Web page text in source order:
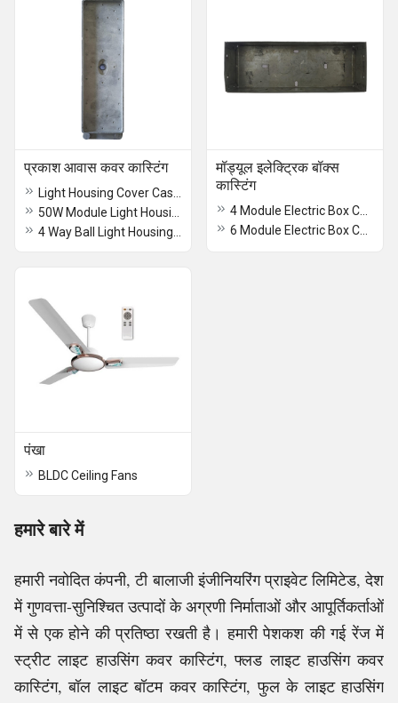
प्रकाश आवास कवर कास्टिंग
मॉड्यूल इलेक्ट्रिक बॉक्स
कास्टिंग
पंखा
BLDC Ceiling Fans
हमारे बारे में
हमारी नवोदित कंपनी, टी बालाजी इंजीनियरिंग प्राइवेट लिमिटेड, देश
में गुणवत्ता-सुनिश्चित उत्पादों के अग्रणी निर्माताओं और आपूर्तिकर्ताओं
में से एक होने की प्रतिष्ठा रखती है। हमारी पेशकश की गई रेंज में
स्ट्रीट लाइट हाउसिंग कवर कास्टिंग, फ्लड लाइट हाउसिंग कवर
कास्टिंग, बॉल लाइट बॉटम कवर कास्टिंग, फुल के लाइट हाउसिंग